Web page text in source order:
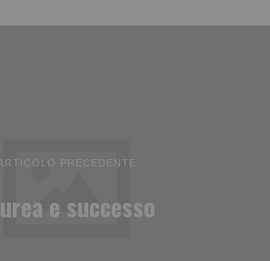
PRECEDENTE
e successo